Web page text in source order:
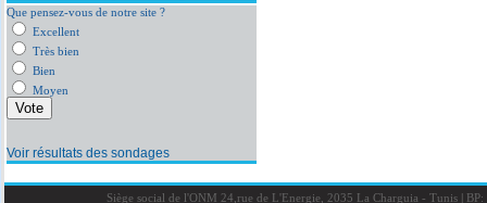
Que pensez-vous de notre site ?
Excellent
Très bien
Bien
Moyen
Voir résultats des sondages
Siège social de l'ONM 24,rue de L'Energie, 2035 La Charguia - Tunis |BP: